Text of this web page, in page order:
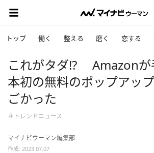
トップ 働く 整える 磨く 恋する
これがタダ!? Amazonが
本初の無料のポップアッ
ごかった
＃トレンドニュース
マイナビウーマン編集部
作成: 2023.07.07